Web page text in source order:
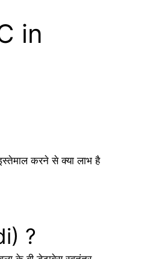
in
करने से क्या लाभ है
?